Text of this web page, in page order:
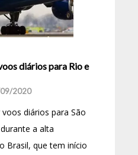
diários para Rio e
2020
diários para São
a alta
Brasil, que tem início